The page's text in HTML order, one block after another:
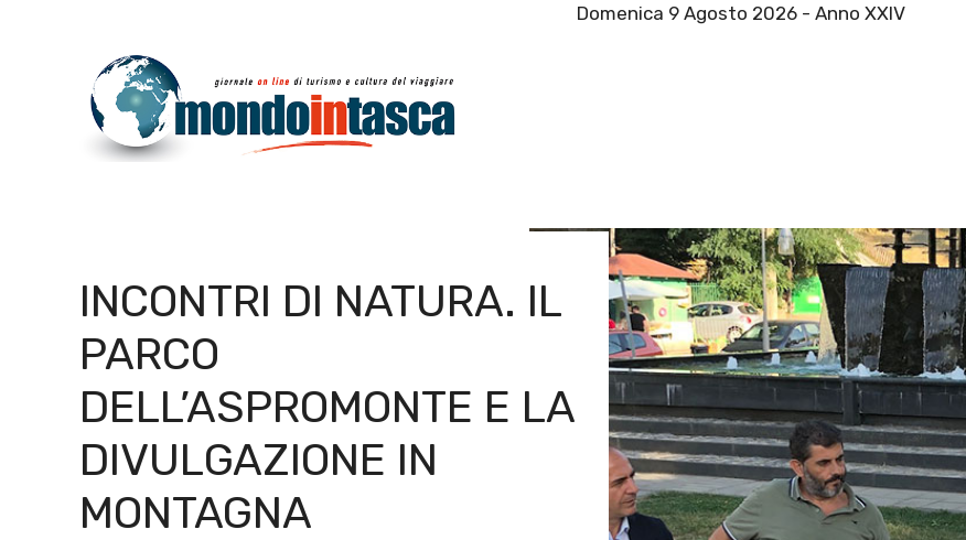
Domenica 9 Agosto 2026 - Anno XXIV
INCONTRI DI NATURA. IL
PARCO
DELL’ASPROMONTE E LA
DIVULGAZIONE IN
MONTAGNA